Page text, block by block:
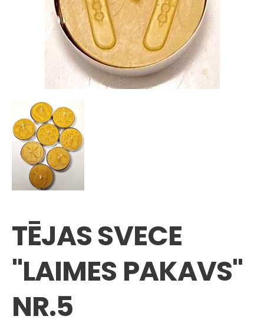
TĒJAS SVECE
"LAIMES PAKAVS"
NR.5